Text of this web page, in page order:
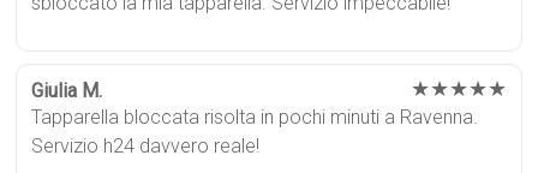
Giulia M. ★★★★★
Tapparella bloccata risolta in pochi minuti a Ravenna.
Servizio h24 davvero reale!